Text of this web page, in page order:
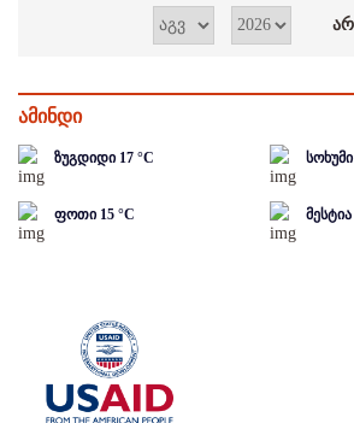
ამინდი
ზუგდიდი 17 °C სოხუმი
ფოთი 15 °C მესტია